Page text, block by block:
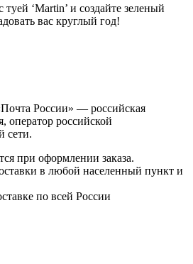
туей ‘Martin’ и создайте зеленый
вас круглый год!
России» — российская
оператор российской
сети.
при оформлении заказа.
в любой населенный пункт и
по всей России